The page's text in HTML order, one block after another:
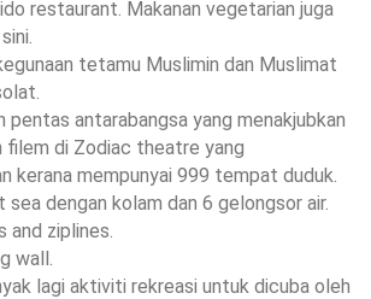
restaurant. Makanan vegetarian juga
tetamu Muslimin dan Muslimat
pentas antarabangsa yang menakjubkan
filem di Zodiac theatre yang
kerana mempunyai 999 tempat duduk.
sea dengan kolam dan 6 gelongsor air.
and ziplines.
wall.
lagi aktiviti rekreasi untuk dicuba oleh